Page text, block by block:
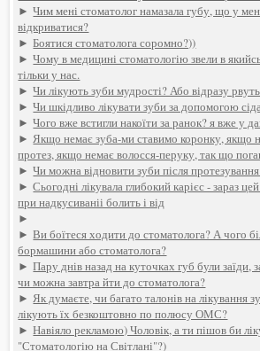
►Чим мені стоматолог намазала губу, що у
відкриватися?
►Боятися стоматолога соромно?))
►Чому в медицині стоматологію звели в
тільки у нас.
►Чи лікують зуби мудрості? Або відразу
►Чи шкідливо лікувати зуби за допомогою
►Чого вже встигли накоїти за ранок? я вже у
►Якщо немає зуба-ми ставимо коронку, якщо
протез, якщо немає волосся-перуку, так що
►Чи можна відновити зуби після
►Сьогодні лікувала глибокий карієс - зараз
при надкусиваніі болить і від
►
►Ви боїтеся ходити до стоматолога? А чого
бормашини або стоматолога?
►Пару днів назад на куточках губ були заїди,
чи можна завтра йти до стоматолога?
►Як думаєте, чи багато талонів на лікування
лікують їх безкоштовно по полюсу ОМС?
►Навіяло рекламою) Чоловік, а ти пішов би
"Стоматологію на Світлані"?)